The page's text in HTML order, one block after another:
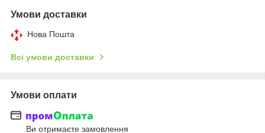
Умови доставки
Нова Пошта
Всі умови доставки
Умови оплати
Ви отримаєте замовлення